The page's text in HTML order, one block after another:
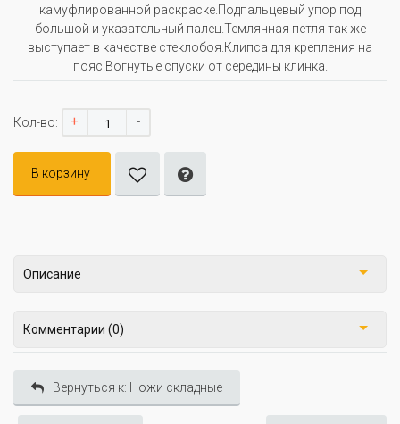
камуфлированной раскраске.Подпальцевый упор под
большой и указательный палец.Темлячная петля так же
выступает в качестве стеклобоя.Клипса для крепления на
пояс.Вогнутые спуски от середины клинка.
Кол-во: + -
В корзину
Описание
Комментарии (0)
Вернуться к: Ножи складные